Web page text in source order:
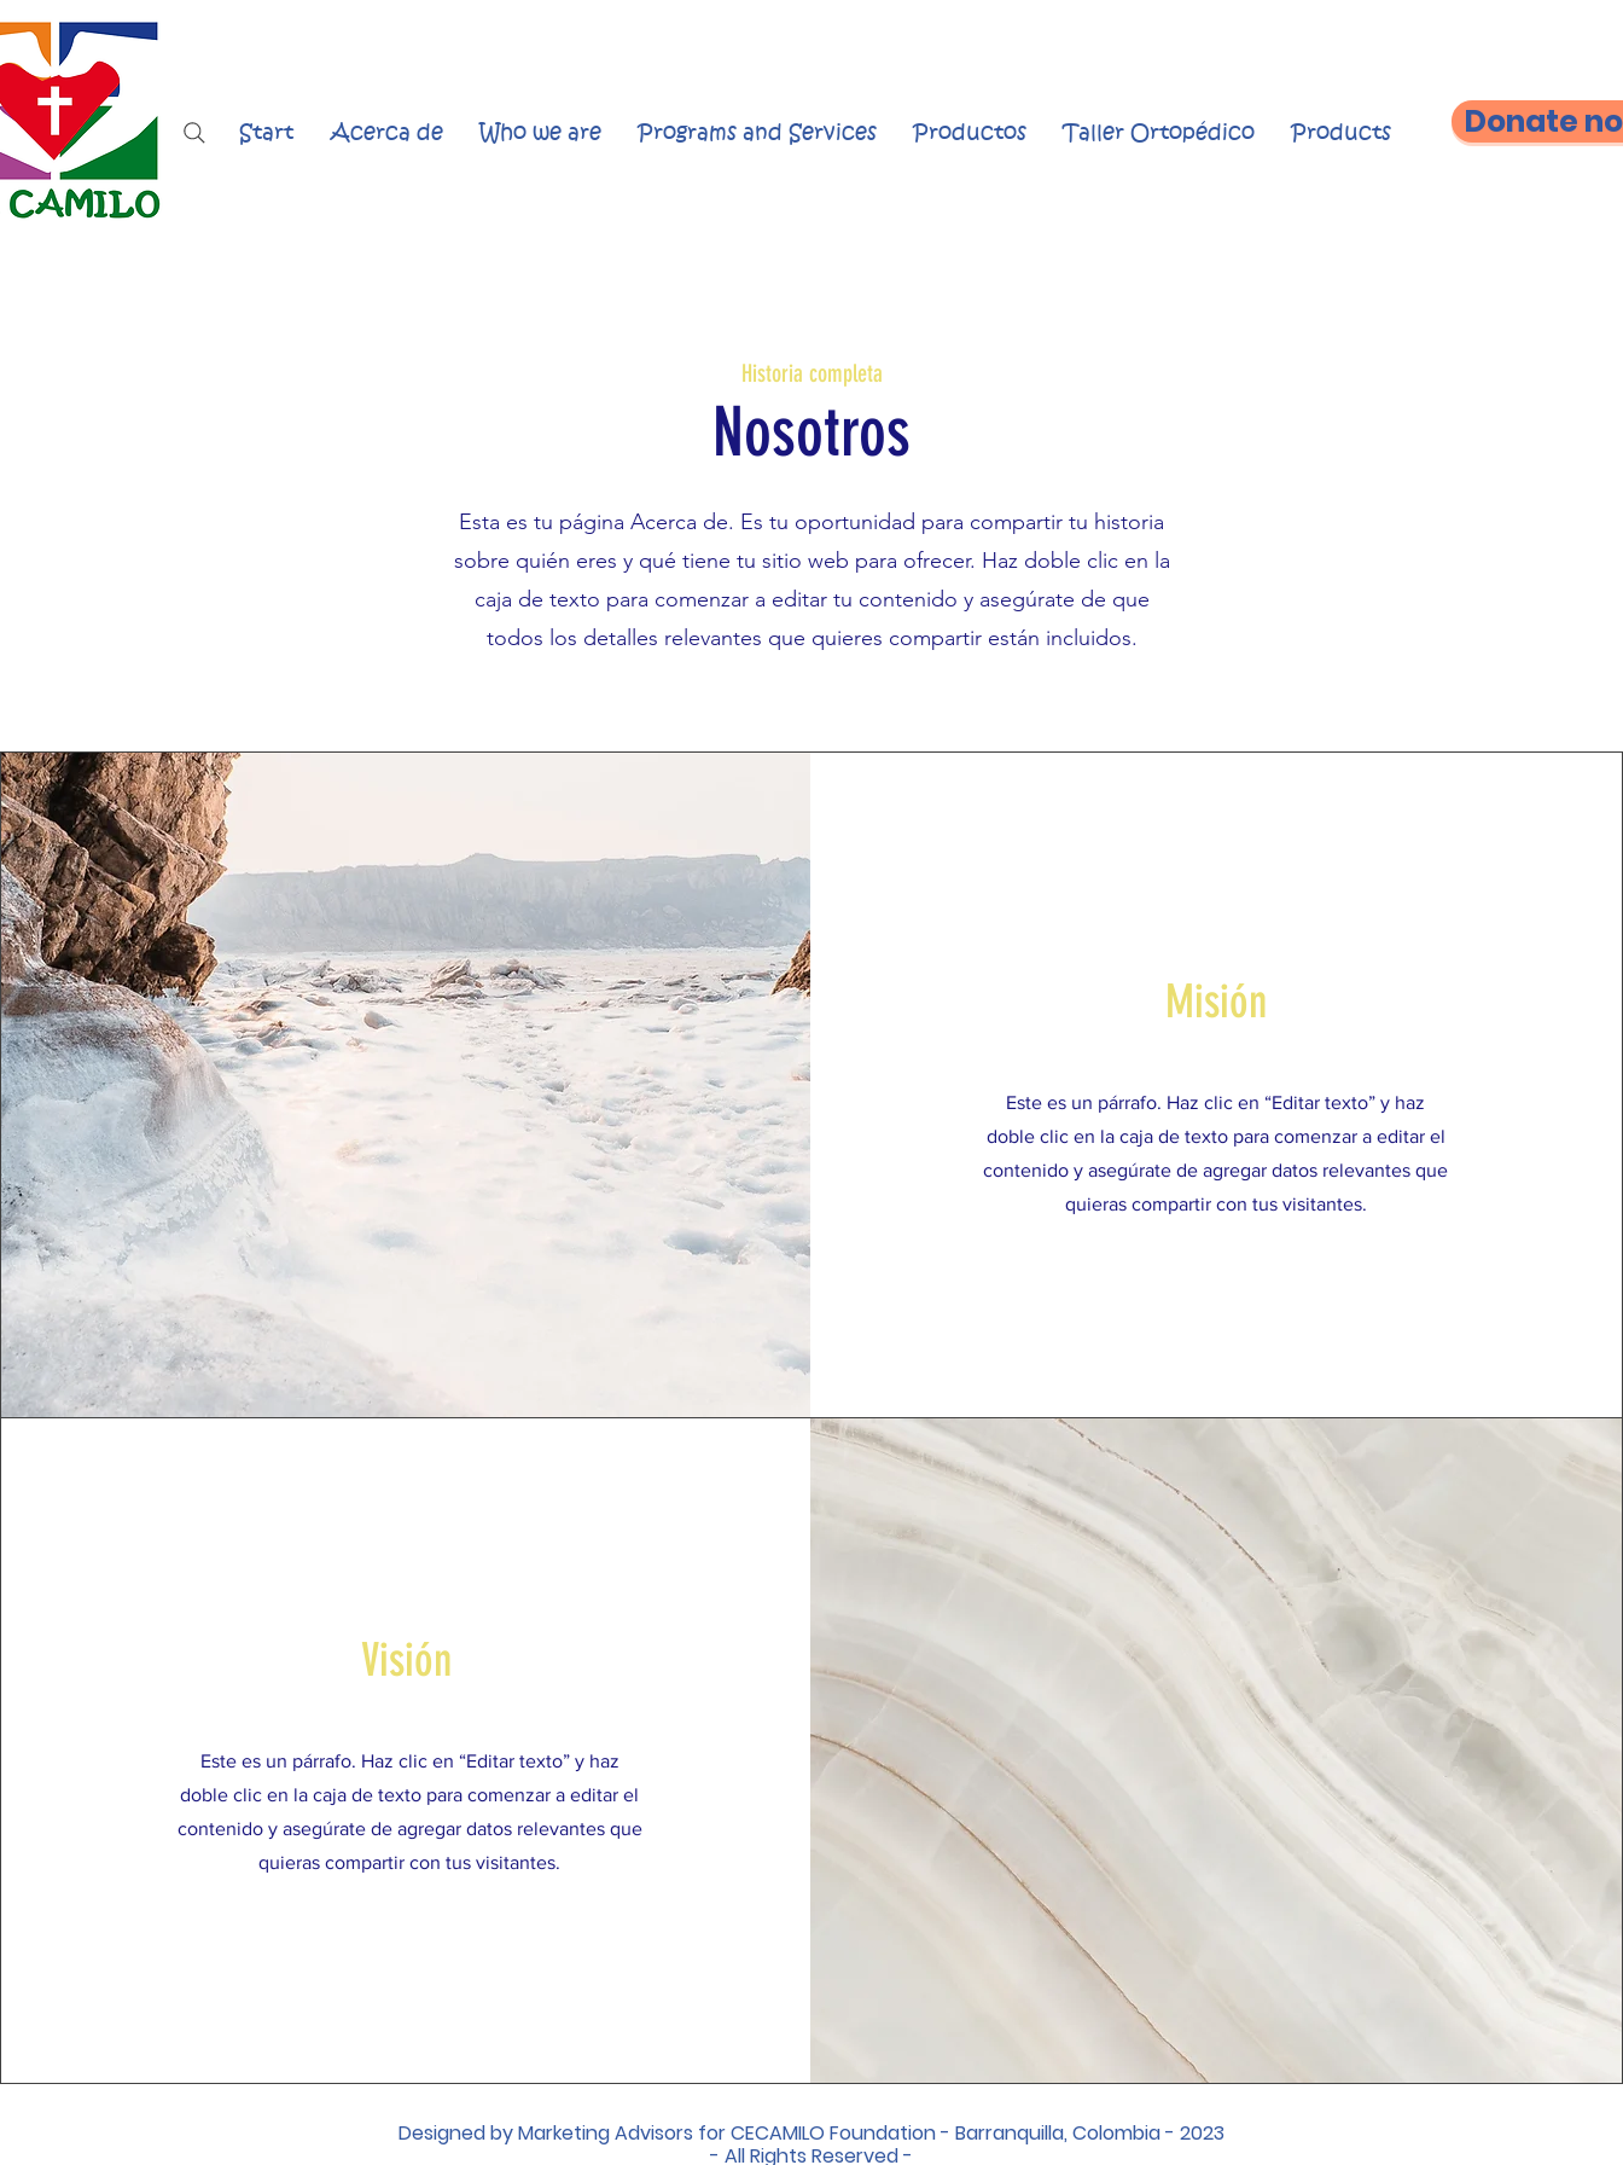
Start Acerca de Who we are Programs and Services Productos Taller Ortopédico Products Donate
Historia completa
Nosotros
Esta es tu página Acerca de. Es tu oportunidad para compartir tu historia
sobre quién eres y qué tiene tu sitio web para ofrecer. Haz doble clic en la
caja de texto para comenzar a editar tu contenido y asegúrate de que
todos los detalles relevantes que quieres compartir están incluidos.
Misión
Este es un párrafo. Haz clic en “Editar texto” y haz
doble clic en la caja de texto para comenzar a editar el
contenido y asegúrate de agregar datos relevantes que
quieras compartir con tus visitantes.
Visión
Este es un párrafo. Haz clic en “Editar texto” y haz
doble clic en la caja de texto para comenzar a editar el
contenido y asegúrate de agregar datos relevantes que
quieras compartir con tus visitantes.
Designed by Marketing Advisors for CECAMILO Foundation - Barranquilla, Colombia - 2023
- All Rights Reserved -